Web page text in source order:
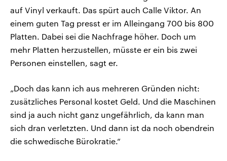
auf Vinyl verkauft. Das spürt auch Calle Viktor. An
einem guten Tag presst er im Alleingang 700 bis 800
Platten. Dabei sei die Nachfrage höher. Doch um
mehr Platten herzustellen, müsste er ein bis zwei
Personen einstellen, sagt er.
„Doch das kann ich aus mehreren Gründen nicht:
zusätzliches Personal kostet Geld. Und die Maschinen
sind ja auch nicht ganz ungefährlich, da kann man
sich dran verletzten. Und dann ist da noch obendrein
die schwedische Bürokratie.“